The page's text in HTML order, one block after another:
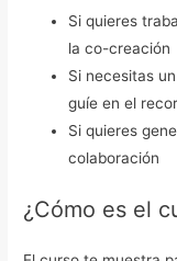
Si quieres
la co-creación
Si necesitas
guíe en el
Si quieres
colaboración
¿Cómo es el